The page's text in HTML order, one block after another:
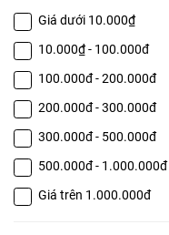
Giá dưới 10.000₫
10.000₫ - 100.000đ
100.000đ - 200.000đ
200.000đ - 300.000đ
300.000đ - 500.000đ
500.000đ - 1.000.000đ
Giá trên 1.000.000đ